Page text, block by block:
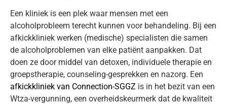
Een kliniek is een plek waar mensen met een
alcoholprobleem terecht kunnen voor behandeling. Bij een
afkickkliniek werken (medische) specialisten die samen
de alcoholproblemen van elke patiënt aanpakken. Dat
doen ze door middel van detoxen, individuele therapie en
groepstherapie, counseling-gesprekken en nazorg. Een
afkickkliniek van Connection-SGGZ is in het bezit van een
Wtza-vergunning, een overheidskeurmerk dat de kwaliteit